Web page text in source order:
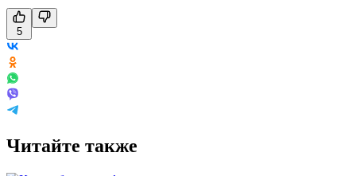
5
Читайте также